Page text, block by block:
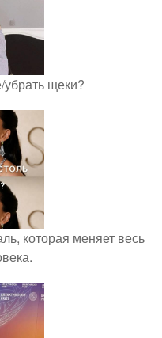
убрать щеки?
которая меняет весь